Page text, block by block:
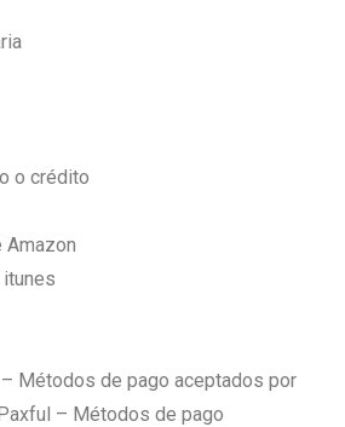
o crédito
Amazon
Métodos de pago aceptados por
– Métodos de pago